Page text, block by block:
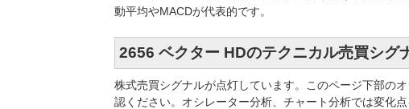
動平均やMACDが代表的です。
2656 ベクター HDのテクニカル売買シグ
株式売買シグナルが点灯しています。このページ下部の
認ください。オシレーター分析、チャート分析では変化